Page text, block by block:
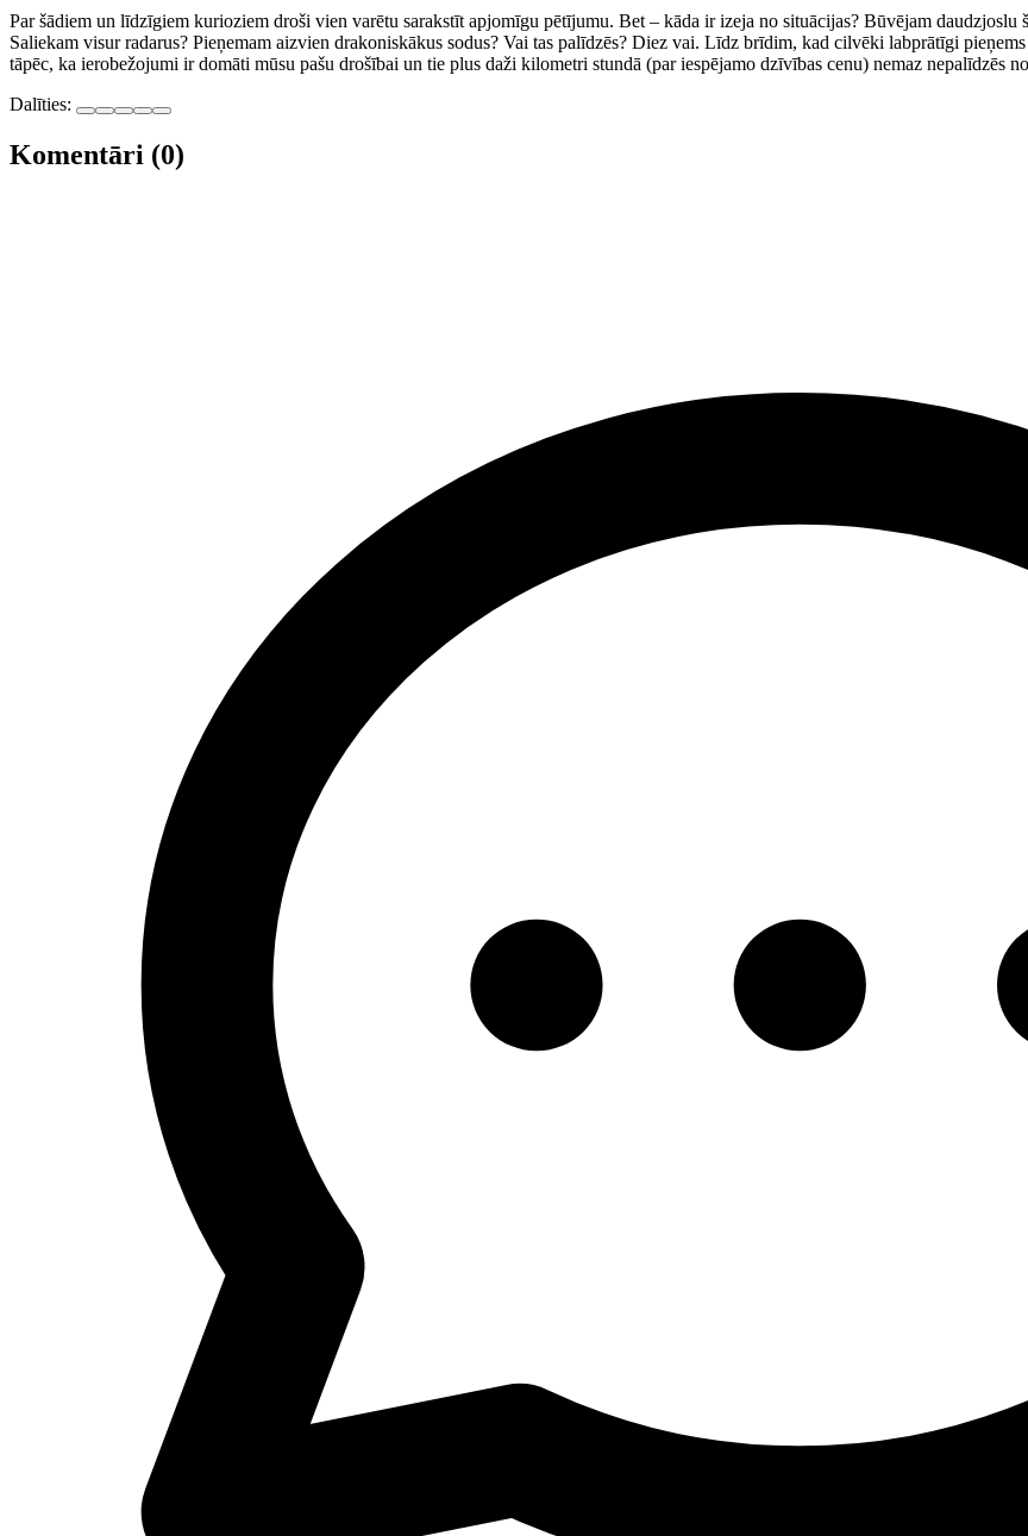
Par šādiem un līdzīgiem kurioziem droši vien varētu sarakstīt apjomīgu pētījumu. Bet – kāda ir izeja no situācijas? Būvējam
Saliekam visur radarus? Pieņemam aizvien drakoniskākus sodus? Vai tas palīdzēs? Diez vai. Līdz brīdim, kad cilvēki labprātīgi
tāpēc, ka ierobežojumi ir domāti mūsu pašu drošībai un tie plus daži kilometri stundā (par iespējamo dzīvības cenu) nemaz nepalīdzēs
Dalīties:
Komentāri (0)